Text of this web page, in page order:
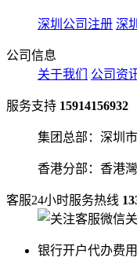
深圳公司注册 深
公司信息
关于我们
公司资
服务支持 15914156932
集团总部：深圳
香港分部：香港
客服24小时服务热线
银行开户代办费